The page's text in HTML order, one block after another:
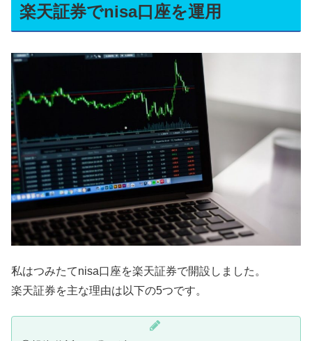
楽天証券でnisa口座を運用
私はつみたてnisa口座を楽天証券で開設しました。
楽天証券を主な理由は以下の5つです。